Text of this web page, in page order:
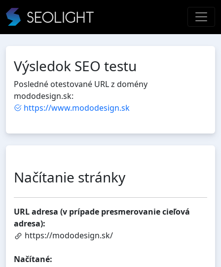
Výsledok SEO testu
Posledné otestované URL z domény
mododesign.sk:
https://www.mododesign.sk
Načítanie stránky
URL adresa (v prípade presmerovanie cieľová
adresa):
https://mododesign.sk/
Načítané: